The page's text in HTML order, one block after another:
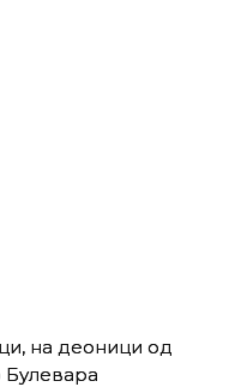
на деоници од
Булеварa